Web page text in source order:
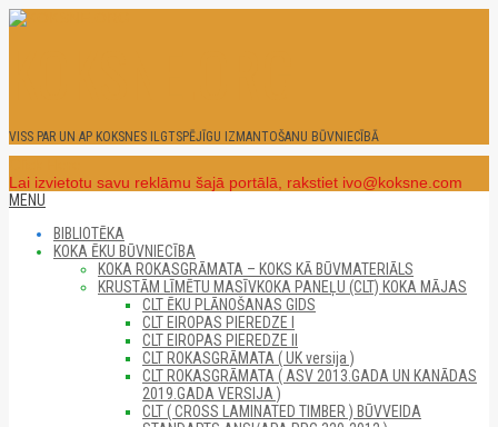
Skip
VISS PAR UN AP KOKSNES ILGTSPĒJĪGU IZMANTOŠANU BŪVNIECĪBĀ
Lai izvietotu savu reklāmu šajā portālā, rakstiet ivo@koksne.com
Secondary
Menu
MENU
BIBLIOTĒKA
KOKA ĒKU BŪVNIECĪBA
KOKA ROKASGRĀMATA – KOKS KĀ BŪVMATERIĀLS
KRUSTĀM LĪMĒTU MASĪVKOKA PANEĻU (CLT) KOKA MĀJAS
CLT ĒKU PLĀNOŠANAS GIDS
CLT EIROPAS PIEREDZE I
CLT EIROPAS PIEREDZE II
CLT ROKASGRĀMATA ( UK versija )
CLT ROKASGRĀMATA ( ASV 2013.GADA UN KANĀDAS
2019.GADA VERSIJA )
CLT ( CROSS LAMINATED TIMBER ) BŪVVEIDA